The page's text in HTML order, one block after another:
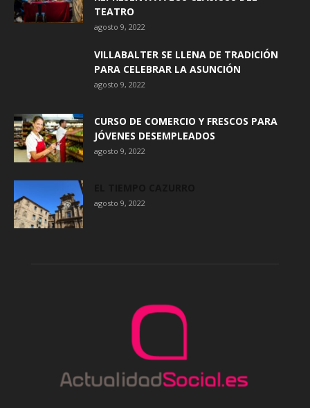
TEATRO
agosto 9, 2022
VILLABALTER SE LLENA DE TRADICIÓN
PARA CELEBRAR LA ASUNCIÓN
agosto 9, 2022
CURSO DE COMERCIO Y FRESCOS PARA
JÓVENES DESEMPLEADOS
agosto 9, 2022
agosto 9, 2022